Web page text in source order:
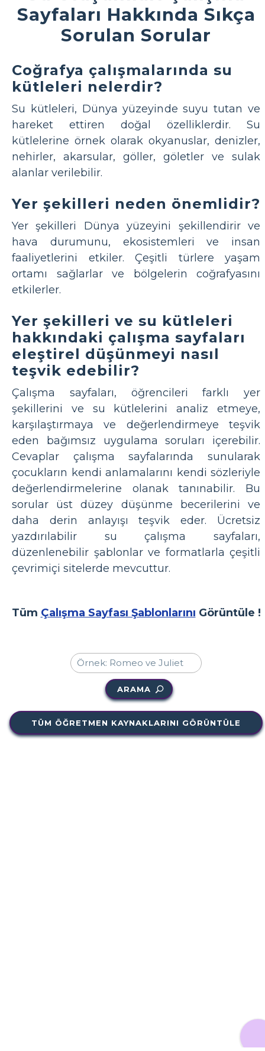
Sayfaları Hakkında Sıkça
Sorulan Sorular
Coğrafya çalışmalarında su
kütleleri nelerdir?
Su kütleleri, Dünya yüzeyinde suyu tutan ve
hareket ettiren doğal özelliklerdir. Su
kütlelerine örnek olarak okyanuslar, denizler,
nehirler, akarsular, göller, göletler ve sulak
alanlar verilebilir.
Yer şekilleri neden önemlidir?
Yer şekilleri Dünya yüzeyini şekillendirir ve
hava durumunu, ekosistemleri ve insan
faaliyetlerini etkiler. Çeşitli türlere yaşam
ortamı sağlarlar ve bölgelerin coğrafyasını
etkilerler.
Yer şekilleri ve su kütleleri
hakkındaki çalışma sayfaları
eleştirel düşünmeyi nasıl
teşvik edebilir?
Çalışma sayfaları, öğrencileri farklı yer
şekillerini ve su kütlelerini analiz etmeye,
karşılaştırmaya ve değerlendirmeye teşvik
eden bağımsız uygulama soruları içerebilir.
Cevaplar çalışma sayfalarında sunularak
çocukların kendi anlamalarını kendi sözleriyle
değerlendirmelerine olanak tanınabilir. Bu
sorular üst düzey düşünme becerilerini ve
daha derin anlayışı teşvik eder. Ücretsiz
yazdırılabilir su çalışma sayfaları,
düzenlenebilir şablonlar ve formatlarla çeşitli
çevrimiçi sitelerde mevcuttur.
Tüm Çalışma Sayfası Şablonlarını Görüntüle !
ARAMA
TÜM ÖĞRETMEN KAYNAKLARINI GÖRÜNTÜLE